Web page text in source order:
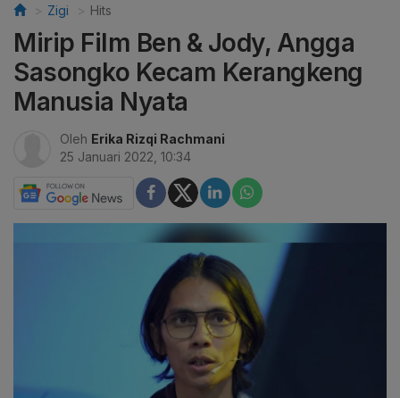
Zigi Hits
Mirip Film Ben & Jody, Angga
Sasongko Kecam Kerangkeng
Manusia Nyata
Oleh Erika Rizqi Rachmani
25 Januari 2022, 10:34